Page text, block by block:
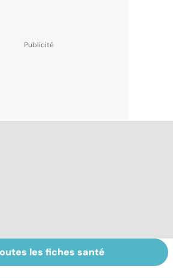
Inflammation des
amygdales : que
les fiches santé